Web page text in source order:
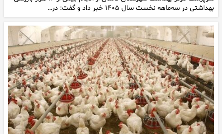
بهداشتی در سه‌ماهه نخست سال ۱۴۰۵ خبر داد و گفت: در…